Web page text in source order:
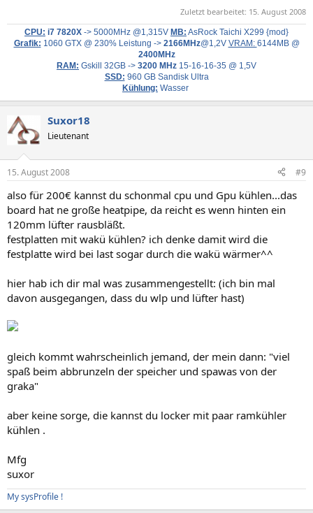
Zuletzt bearbeitet: 15. August 2008
CPU: i7 7820X -> 5000MHz @1,315V MB: AsRock Taichi X299 {mod}
Grafik: 1060 GTX @ 230% Leistung -> 2166MHz@1,2V VRAM: 6144MB @
2400MHz
RAM: Gskill 32GB -> 3200 MHz 15-16-16-35 @ 1,5V
SSD: 960 GB Sandisk Ultra
Kühlung: Wasser
Suxor18
Lieutenant
15. August 2008 #9
also für 200€ kannst du schonmal cpu und Gpu kühlen...das
board hat ne große heatpipe, da reicht es wenn hinten ein
120mm lüfter rausbläßt.
festplatten mit wakü kühlen? ich denke damit wird die
festplatte wird bei last sogar durch die wakü wärmer^^
hier hab ich dir mal was zusammengestellt: (ich bin mal
davon ausgegangen, dass du wlp und lüfter hast)
gleich kommt wahrscheinlich jemand, der mein dann: "viel
spaß beim abbrunzeln der speicher und spawas von der
graka"
aber keine sorge, die kannst du locker mit paar ramkühler
kühlen .
Mfg
suxor
My sysProfile !